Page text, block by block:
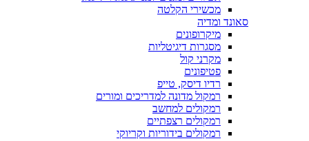
מכשירי הקלטה
סאונד ומדיה
מיקרופונים
מסגרות דיגיטליות
מקרני קול
פטיפונים
רדיו דיסק, טייפ
רמקול מדונה למדריכים ומורים
רמקולים למחשב
רמקולים רצפתיים
רמקולים בידוריות וקריוקי